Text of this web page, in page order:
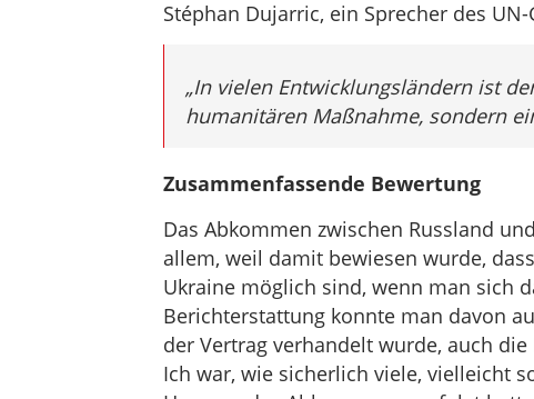
Stéphan Dujarric, ein Sprecher des
„In vielen Entwicklungsländern ist
humanitären Maßnahme, sondern
Zusammenfassende Bewertung
Das Abkommen zwischen Russland
allem, weil damit bewiesen wurde,
Ukraine möglich sind, wenn man sich
Berichterstattung konnte man davon
der Vertrag verhandelt wurde, auch
Ich war, wie sicherlich viele, vielleicht